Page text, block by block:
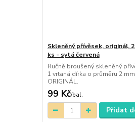
Skleněný přívěsek, originál,
ks - sytá červená
Ručně broušený skleněný
1 vrtaná dírka o průměru 2
ORIGINÁL.
99 Kč/bal.
Přidat